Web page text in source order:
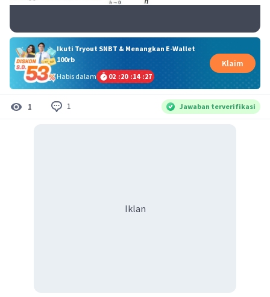
Ikuti Tryout SNBT & Menangkan E-Wallet
100rb
Habis dalam
02 :20 :14 :26
Klaim
1 1 Jawaban terverifikasi
Iklan